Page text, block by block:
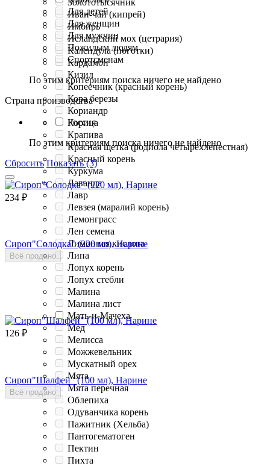
Иван-чай (кипрей)
Имбирь
Исландский мох (цетрария)
Календула (ноготки)
Кардамон
Кизил
Копеечник (красный корень)
Кора березы
Кориандр
Корица
Крапива
Красная щетка (родиола четырехлепестная)
Красный корень
Куркума
Лаванда
Лавр
Левзея (маралий корень)
Лемонграсс
Лен семена
Лимонная кислота
Липа
Лопух корень
Лопух стебли
Малина
Малина лист
Мать-и-Мачеха
Мед
Мелисса
Можжевельник
Мускатный орех
Мята
Мята перечная
Облепиха
Одуванчика корень
Пажитник (Хельба)
Пантогематоген
Пектин
Пихта
Для детей
Для женщин
Для мужчин
Пожилым людям
Спортсменам
По этим критериям поиска ничего не найдено
Страна производства
Россия
По этим критериям поиска ничего не найдено
Сбросить Показать (3)
234 ₽
Сироп"Солодка" (220 мл), Нарине
Всё продано
126 ₽
Сироп"Шалфей" (100 мл), Нарине
Всё продано